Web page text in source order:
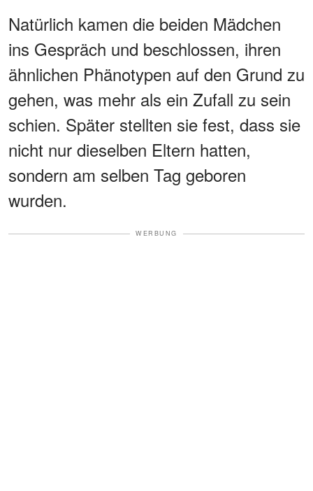
Natürlich kamen die beiden Mädchen
ins Gespräch und beschlossen, ihren
ähnlichen Phänotypen auf den Grund zu
gehen, was mehr als ein Zufall zu sein
schien. Später stellten sie fest, dass sie
nicht nur dieselben Eltern hatten,
sondern am selben Tag geboren
wurden.
WERBUNG